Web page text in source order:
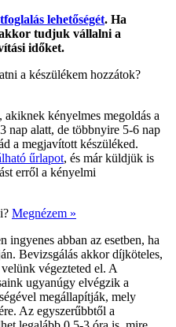
lehetőségét. Ha
tudjuk vállalni a
időket.
a készülékem hozzátok?
kényelmes megoldás a
nap alatt, de többnyire 5-6 nap
a megjavított készüléked.
űrlapot, és már küldjük is
erről a kényelmi
Megnézem »
ingyenes abban az esetben, ha
Bevizsgálás akkor díjköteles,
végezteted el. A
ugyanúgy elvégzik a
megállapítják, mely
Az egyszerűbbtől a